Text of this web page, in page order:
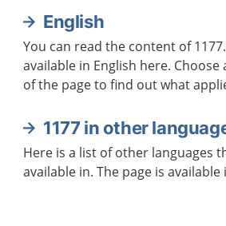
English
You can read the content of
available in English here.
of the page to find out what
1177 in other
Here is a list of other languages
available in. The page is available